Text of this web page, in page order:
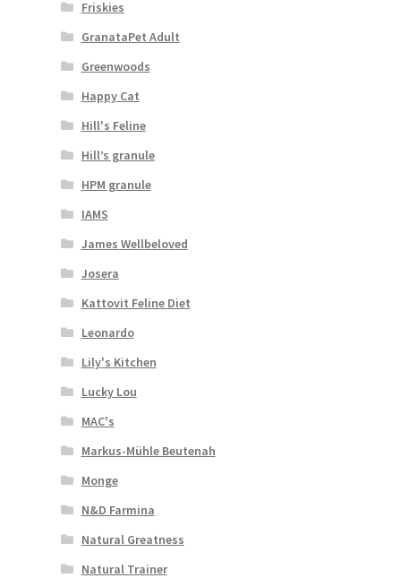
Friskies
GranataPet Adult
Greenwoods
Happy Cat
Hill's Feline
Hill’s granule
HPM granule
IAMS
James Wellbeloved
Josera
Kattovit Feline Diet
Leonardo
Lily's Kitchen
Lucky Lou
MAC's
Markus-Mühle Beutenah
Monge
N&D Farmina
Natural Greatness
Natural Trainer